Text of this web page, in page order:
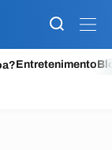
Entretenimento